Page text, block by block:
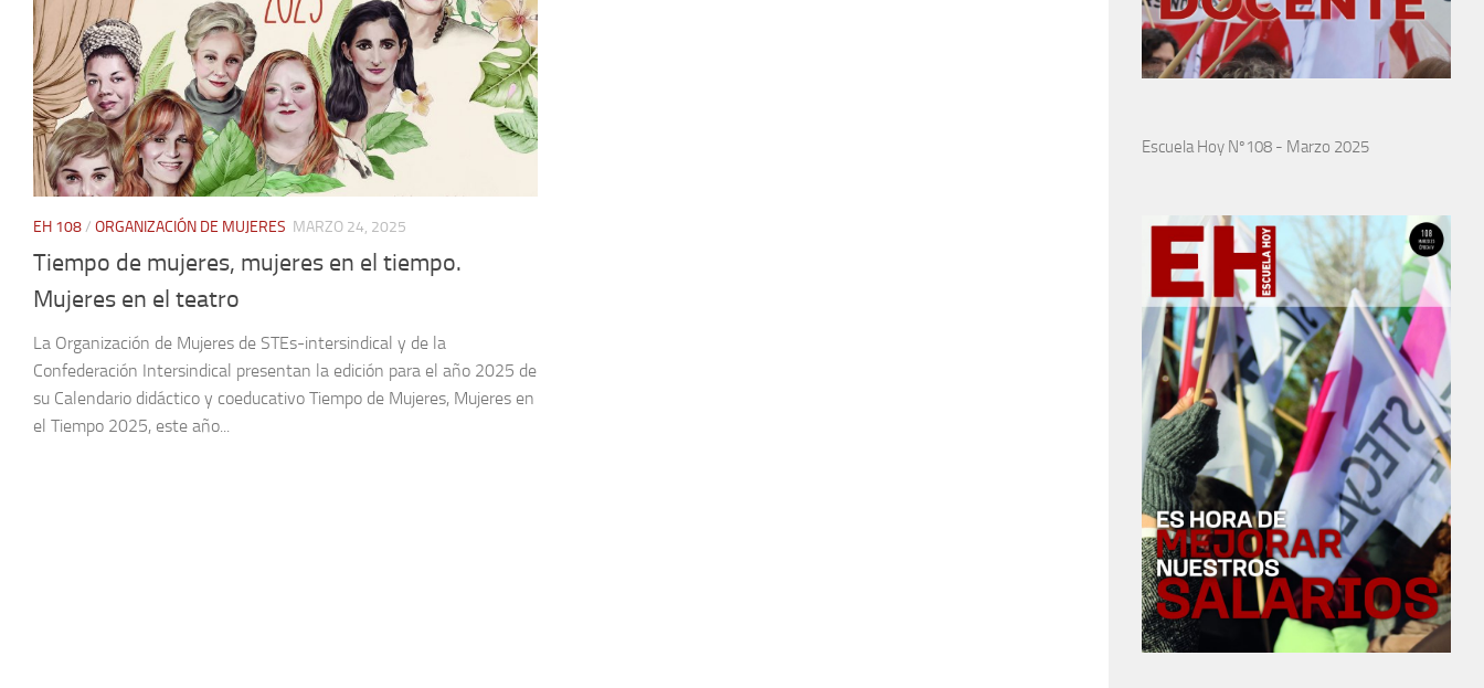
EH 108/ ORGANIZACIÓN DE MUJERES MARZO 24, 2025
Tiempo de mujeres, mujeres en el tiempo.
Mujeres en el teatro
La Organización de Mujeres de STEs-intersindical y de la
Confederación Intersindical presentan la edición para el año 2025 de
su Calendario didáctico y coeducativo Tiempo de Mujeres, Mujeres en
el Tiempo 2025, este año...
Escuela Hoy Nº108 - Marzo 2025